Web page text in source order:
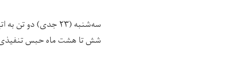
شش تا هشت ماه حبس